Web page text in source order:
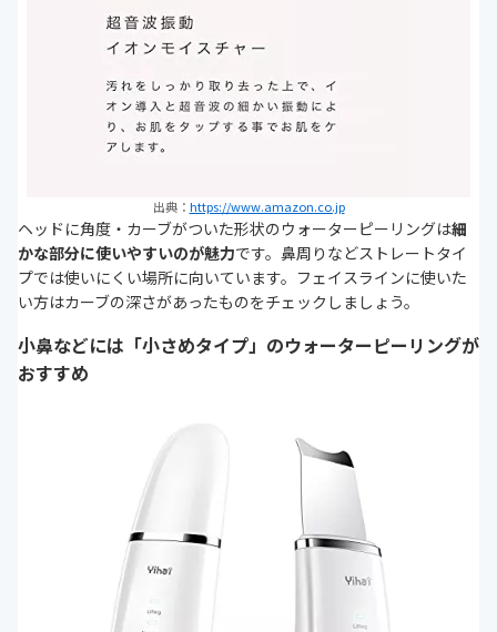
出典： https://www.amazon.co.jp
ヘッドに角度・カーブがついた形状のウォーターピーリングは細
かな部分に使いやすいのが魅力です。鼻周りなどストレートタイ
プでは使いにくい場所に向いています。フェイスラインに使いた
い方はカーブの深さがあったものをチェックしましょう。
小鼻などには「小さめタイプ」のウォーターピーリングが
おすすめ